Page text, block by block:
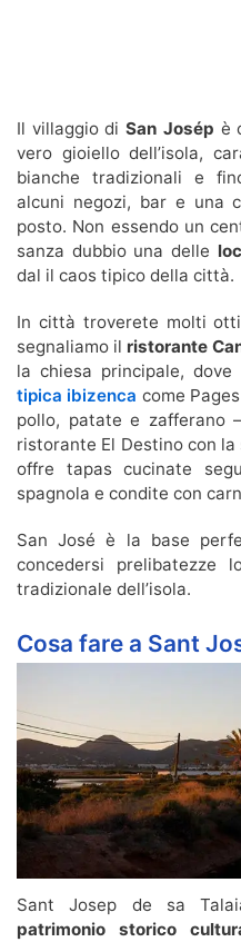
Il villaggio diSan Josép è
vero gioiello dell’isola,
bianche tradizionali e
alcuni negozi, bar e una
posto. Non essendo un
sanza dubbio una delle
dal il caos tipico della città.
In città troverete molti
segnaliamo il ristorante
la chiesa principale,
tipica ibizenca come
pollo, patate e zafferano
ristorante El Destino con
offre tapas cucinate
spagnola e condite con
San José è la base
concedersi prelibatezze
tradizionale dell’isola.
Cosa fare a Sant
Sant Josep de sa
patrimonio storico